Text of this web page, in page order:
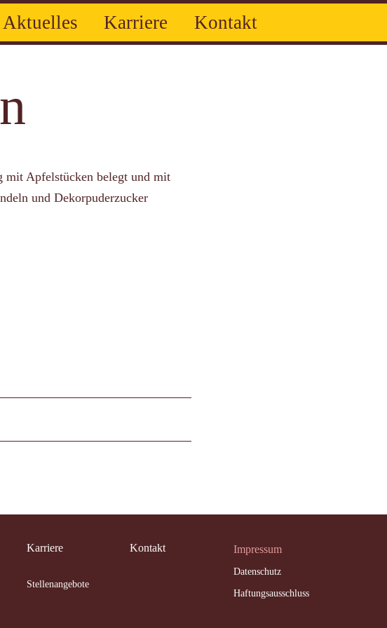
Aktuelles Karriere Kontakt
mit Apfelstücken belegt und mit
und Dekorpuderzucker
Karriere
Stellenangebote
Kontakt Impressum
Datenschutz
Haftungsausschluss